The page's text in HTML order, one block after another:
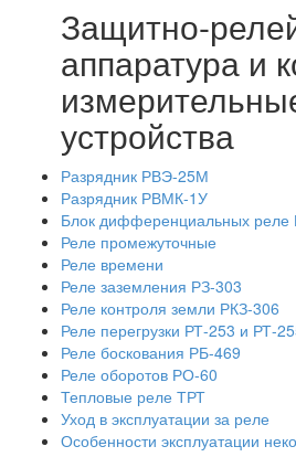
Защитно-
аппаратура и
устройства
Разрядник РВЭ-25М
Разрядник РВМК-1У
Блок дифференциальных реле
Реле промежуточные
Реле времени
Реле заземления РЗ-303
Реле контроля земли РКЗ-306
Реле перегрузки РТ-253 и РТ-
Реле боскования РБ-469
Реле оборотов РО-60
Тепловые реле ТРТ
Уход в эксплуатации за реле
Особенности эксплуатации